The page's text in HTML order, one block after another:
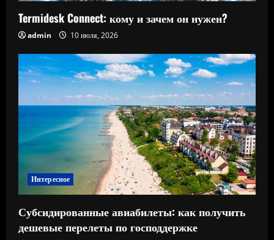
Termidesk Connect: кому и зачем он нужен?
admin 10 июля, 2026
Интересное
Субсидированные авиабилеты: как получить
дешевые перелеты по господдержке